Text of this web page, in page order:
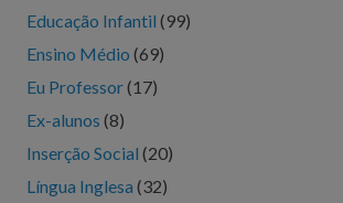
Educação Infantil (99)
Ensino Médio (69)
Eu Professor(17)
Ex-alunos (8)
Inserção Social (20)
Língua Inglesa (32)